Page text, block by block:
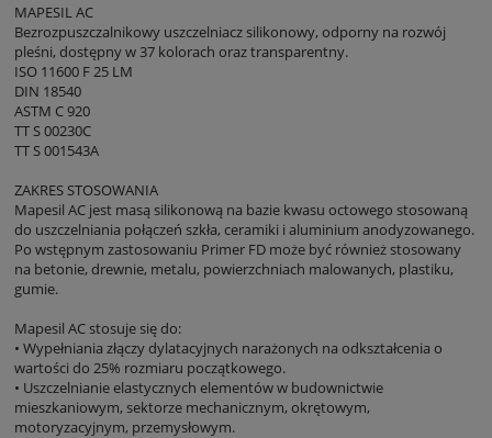
MAPESIL AC
Bezrozpuszczalnikowy uszczelniacz silikonowy, odporny na rozwój
pleśni, dostępny w 37 kolorach oraz transparentny.
ISO 11600 F 25 LM
DIN 18540
ASTM C 920
TT S 00230C
TT S 001543A
ZAKRES STOSOWANIA
Mapesil AC jest masą silikonową na bazie kwasu octowego stosowaną
do uszczelniania połączeń szkła, ceramiki i aluminium anodyzowanego.
Po wstępnym zastosowaniu Primer FD może być również stosowany
na betonie, drewnie, metalu, powierzchniach malowanych, plastiku,
gumie.
Mapesil AC stosuje się do:
• Wypełniania złączy dylatacyjnych narażonych na odkształcenia o
wartości do 25% rozmiaru początkowego.
• Uszczelnianie elastycznych elementów w budownictwie
mieszkaniowym, sektorze mechanicznym, okrętowym,
motoryzacyjnym, przemysłowym.